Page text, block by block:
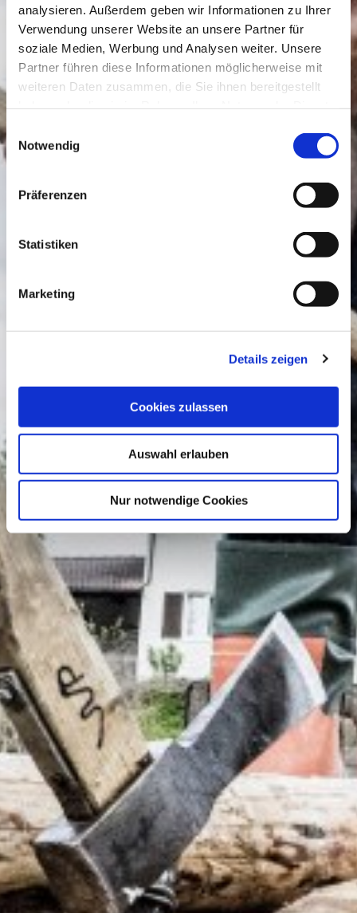
analysieren. Außerdem geben wir Informationen zu Ihrer
Verwendung unserer Website an unsere Partner für
soziale Medien, Werbung und Analysen weiter. Unsere
Partner führen diese Informationen möglicherweise mit
weiteren Daten zusammen, die Sie ihnen bereitgestellt
Einwilligungsauswahl
Notwendig
Präferenzen
Statistiken
Marketing
Details zeigen
Cookies zulassen
Auswahl erlauben
Nur notwendige Cookies